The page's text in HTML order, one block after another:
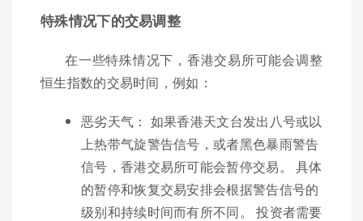
特殊情况下的交易调整
在一些特殊情况下，香港交易所可能会调整
恒生指数的交易时间，例如：
恶劣天气： 如果香港天文台发出八号或以
上热带气旋警告信号，或者黑色暴雨警告
信号，香港交易所可能会暂停交易。 具体
的暂停和恢复交易安排会根据警告信号的
级别和持续时间而有所不同。 投资者需要